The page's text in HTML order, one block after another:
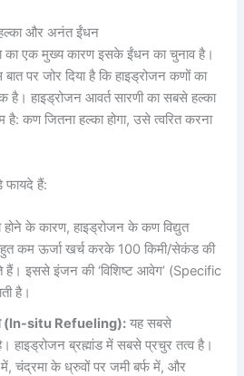
हल्का और अनंत ईंधन
का एक मुख्य कारण इसके ईंधन का चुनाव है।
पर जोर दिया है कि हाइड्रोजन कणों का
है। हाइड्रोजन आवर्त सारणी का सबसे हल्का
है: कण जितना हल्का होगा, उसे त्वरित करना
फायदे हैं:
होने के कारण, हाइड्रोजन के कण विद्युत
कम ऊर्जा खर्च करके 100 किमी/सेकंड की
हैं। इससे इंजन की ‘विशिष्ट आवेग’ (Specific
है।
(In-situ Refueling): यह सबसे
हाइड्रोजन ब्रह्मांड में सबसे प्रचुर तत्व है।
चंद्रमा के ध्रुवों पर जमी बर्फ में, और